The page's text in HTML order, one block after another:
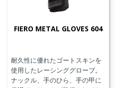
FIERO METAL GLOVES 604
耐久性に優れたゴートスキンを
使用したレーシンググローブ。
ナックル、手のひら、手の甲に